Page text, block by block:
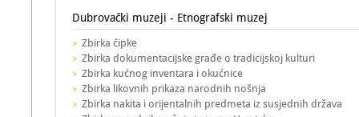
Dubrovački muzeji - Etnografski muzej
Zbirka čipke
Zbirka dokumentacijske građe o tradicijskoj kulturi
Zbirka kućnog inventara i okućnice
Zbirka likovnih prikaza narodnih nošnja
Zbirka nakita i orijentalnih predmeta iz susjednih država